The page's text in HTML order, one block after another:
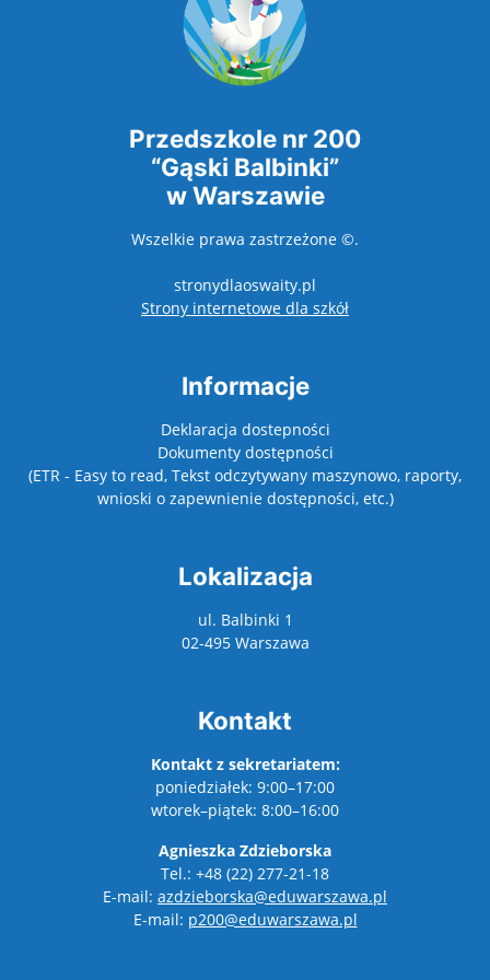
Przedszkole nr 200
“Gąski Balbinki”
w Warszawie
Wszelkie prawa zastrzeżone ©.
stronydlaoswaity.pl
Strony internetowe dla szkółotwiera się w
Informacje
Deklaracja dostepności
Dokumenty dostępności
(ETR - Easy to read, Tekst odczytywany maszynowo, raporty,
wnioski o zapewnienie dostępności, etc.)
Lokalizacja
ul. Balbinki 1
02-495 Warszawa
Kontakt
Kontakt z sekretariatem:
poniedziałek: 9:00–17:00
wtorek–piątek: 8:00–16:00
Agnieszka Zdzieborska
Tel.: +48 (22) 277-21-18
E-mail: azdzieborska@eduwarszawa.pl
E-mail: p200@eduwarszawa.pl